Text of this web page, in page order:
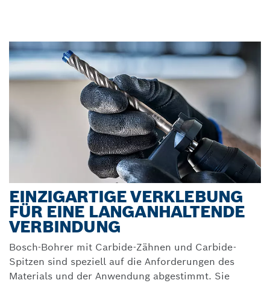
EINZIGARTIGE VERKLEBUNG
FÜR EINE LANGANHALTENDE
VERBINDUNG
Bosch-Bohrer mit Carbide-Zähnen und Carbide-
Spitzen sind speziell auf die Anforderungen des
Materials und der Anwendung abgestimmt. Sie